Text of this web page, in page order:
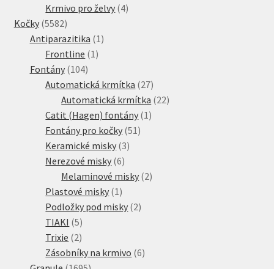
produkty
Krmivo pro želvy 44
Kočky 55825582
produktů
Antiparazitika 1 1
Frontline 1 1
Fontány 104104
produktů
Automatická krmítka 2727
produktů
Automatická krmítka 2222
Catit (Hagen) fontány 1 1
Fontány pro kočky 51 51
Keramické misky 33
Nerezové misky 66
produktů
Melaminové misky 22
Plastové misky 1 1
produkt
Podložky pod misky 22
TIAKI 55
produktů
Trixie 22
produkty
Zásobníky na krmivo 66